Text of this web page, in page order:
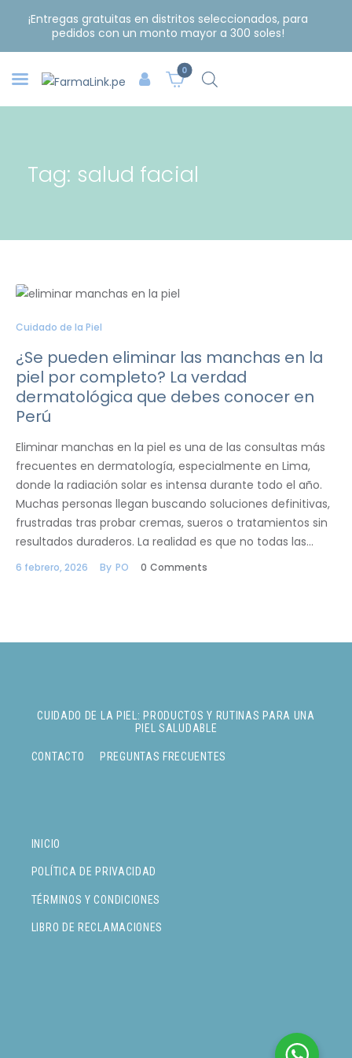
¡Entregas gratuitas en distritos seleccionados, para
pedidos con un monto mayor a 300 soles!
0
Tag: salud facial
Cuidado de la Piel
¿Se pueden eliminar las manchas en la
piel por completo? La verdad
dermatológica que debes conocer en
Perú
Eliminar manchas en la piel es una de las consultas más
frecuentes en dermatología, especialmente en Lima,
donde la radiación solar es intensa durante todo el año.
Muchas personas llegan buscando soluciones definitivas,
frustradas tras probar cremas, sueros o tratamientos sin
resultados duraderos. La realidad es que no todas las…
6 febrero, 2026 By PO 0 Comments
INICIO
POLÍTICA DE PRIVACIDAD
TÉRMINOS Y CONDICIONES
LIBRO DE RECLAMACIONES
CUIDADO DE LA PIEL: PRODUCTOS Y RUTINAS PARA UNA
PIEL SALUDABLE
CONTACTO PREGUNTAS FRECUENTES